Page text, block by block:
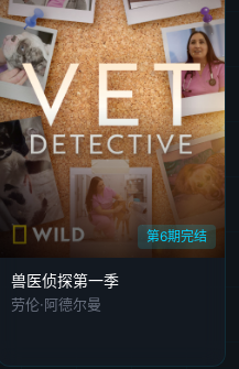
第6期完结
兽医侦探第一季
劳伦·阿德尔曼